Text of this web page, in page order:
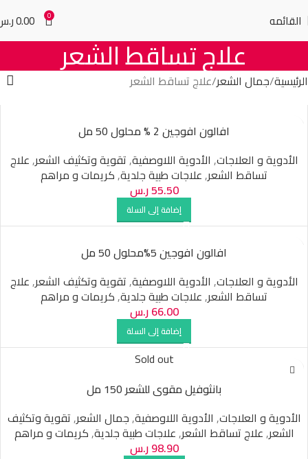
القائمه 0
0.00
علاج تساقط الشعر
الرئيسية جمال الشعر علاج تساقط الشعر
افالون افوجين 2 % محلول 50 مل
الأدوية و العلاجات, الأدوية اللاوصفية,تقوية وتكثيف الشعر,علاج
تساقط الشعر,علاجات طبية جلدية,كريمات و مراهم
55.50ر.س
إضافة إلى السلة
افالون افوجين 5%محلول 50 مل
الأدوية و العلاجات, الأدوية اللاوصفية,تقوية وتكثيف الشعر,علاج
تساقط الشعر,علاجات طبية جلدية,كريمات و مراهم
66.00ر.س
إضافة إلى السلة
Sold out
بانثوفيل مقوى للشعر 150 مل
الأدوية و العلاجات, الأدوية اللاوصفية,جمال الشعر,تقوية وتكثيف
الشعر,علاج تساقط الشعر,علاجات طبية جلدية,كريمات و مراهم
98.90ر.س